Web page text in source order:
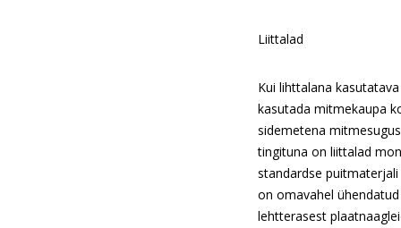
Liittalad
Kui lihttalana
kasutada mitmekaupa
sidemetena
tingituna on liittalad
standardse
on omavahel
lehtterasest